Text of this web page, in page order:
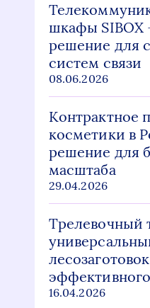
шкафы SIBOX
решение для
систем связи
08.06.2026
Контрактное
косметики в
решение для
масштаба
29.04.2026
Трелевочный
16.04.2026